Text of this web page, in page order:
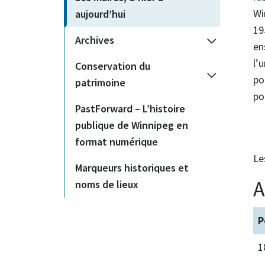
aujourd’hui
Archives
Conservation du
patrimoine
PastForward – L’histoire
publique de Winnipeg en
format numérique
Marqueurs historiques et
noms de lieux